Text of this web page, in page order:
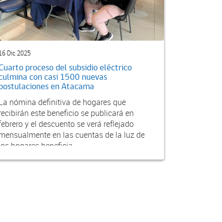
Dic 2025
proceso del subsidio eléctrico
con casi 1500 nuevas
en Atacama
nómina definitiva de hogares que
este beneficio se publicará en
y el descuento se verá reflejado
en las cuentas de la luz de
hogares beneficia...